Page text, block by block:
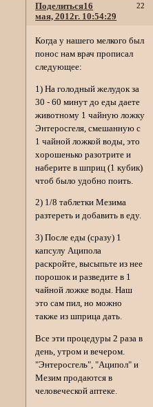
Поделиться 22
16
мая, 2012г. 10:54:29
Когда у нашего мелкого был
понос нам врач прописал
следующее:
1) На голодный желудок за
30 - 60 минут до еды даете
животному 1 чайную ложку
Энтеросгеля, смешанную с
1 чайной ложкой воды, это
хорошенько разотрите и
наберите в шприц (1 кубик)
чтоб было удобно поить.
2) 1/8 таблетки Мезима
разтереть и добавить в еду.
3) После еды (сразу) 1
капсулу Аципола
раскройте, высыпьте из нее
порошок и разведите в 1
чайной ложке воды. Наш
это сам пил, но можно
также из шприца дать.
Все эти процедуры 2 раза в
день, утром и вечером.
"Энтеросгель", "Аципол" и
Мезим продаются в
человеческой аптеке.